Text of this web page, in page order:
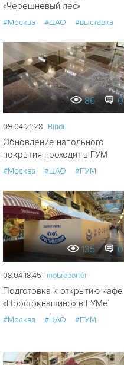
«Черешневый лес»
#Москва #ЦАО #выставка
86 0
09.04 21:28 | Bindu
Обновление напольного
покрытия проходит в ГУМ
#Москва #ЦАО #ГУМ
135 0
08.04 18:45 | mobreporter
Подготовка к открытию кафе
«Простоквашино» в ГУМе
#Москва #ЦАО #ГУМ